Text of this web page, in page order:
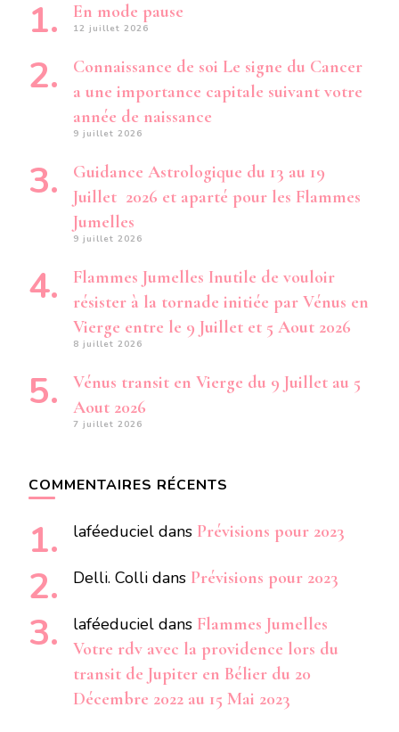
En mode pause
12 juillet 2026
Connaissance de soi Le signe du Cancer
a une importance capitale suivant votre
année de naissance
9 juillet 2026
Guidance Astrologique du 13 au 19
Juillet 2026 et aparté pour les Flammes
Jumelles
9 juillet 2026
Flammes Jumelles Inutile de vouloir
résister à la tornade initiée par Vénus en
Vierge entre le 9 Juillet et 5 Aout 2026
8 juillet 2026
Vénus transit en Vierge du 9 Juillet au 5
Aout 2026
7 juillet 2026
COMMENTAIRES RÉCENTS
laféeduciel dans Prévisions pour 2023
Delli. Colli dans Prévisions pour 2023
laféeduciel dans Flammes Jumelles
Votre rdv avec la providence lors du
transit de Jupiter en Bélier du 20
Décembre 2022 au 15 Mai 2023